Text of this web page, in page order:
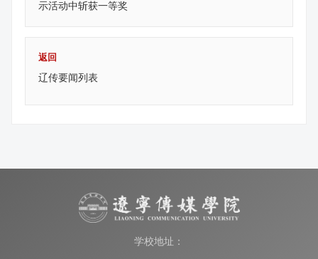
示活动中斩获一等奖
返回
辽传要闻列表
学校地址：